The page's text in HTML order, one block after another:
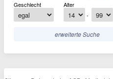
Geschlecht
Alter
-
erweiterte Suche